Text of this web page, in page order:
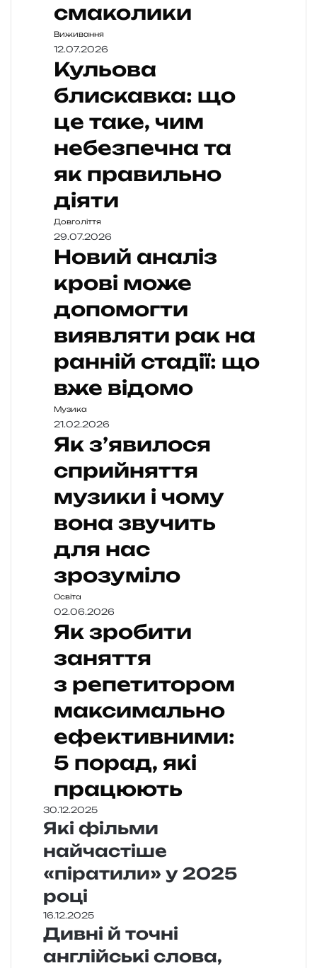
смаколики
Виживання
12.07.2026
Кульова
блискавка: що
це таке, чим
небезпечна та
як правильно
діяти
Довголіття
29.07.2026
Новий аналіз
крові може
допомогти
виявляти рак на
ранній стадії: що
вже відомо
Музика
21.02.2026
Як з’явилося
сприйняття
музики і чому
вона звучить
для нас
зрозуміло
Освіта
02.06.2026
Як зробити
заняття
з репетитором
максимально
ефективними:
5 порад, які
працюють
30.12.2025
Які фільми
найчастіше
«піратили» у 2025
році
16.12.2025
Дивні й точні
англійські слова,